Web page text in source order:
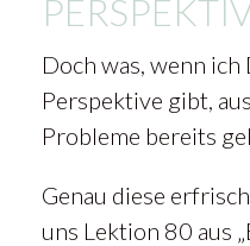
Doch was, wenn ich
Perspektive gibt,
Probleme bereits
Genau diese
uns Lektion 80 aus